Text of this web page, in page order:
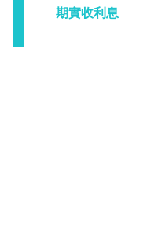
期實收利息